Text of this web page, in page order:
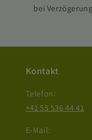
bei
Kontakt
Telefon:
+41 55 536 44 41
E-Mail: